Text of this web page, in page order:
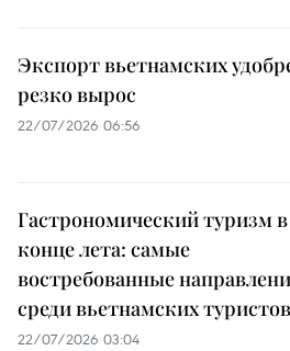
Экспорт вьетнамских
резко вырос
22/07/2026 06:56
Гастрономический туризм в
конце лета: самые
востребованные
среди вьетнамских туристов
22/07/2026 03:04